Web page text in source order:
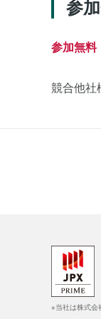
参
参加無料
競合他社
※当社は株式会